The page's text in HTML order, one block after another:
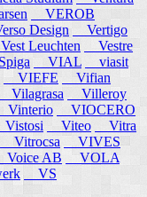
VEROB
Design
Vertigo
Leuchten
Vestre
VIAL
viasit
VIEFE
Vifian
Vilagrasa
Villeroy
Vinterio
VIOCERO
Viteo
Vitra
Vitrocsa
VIVES
Voice AB
VOLA
VS